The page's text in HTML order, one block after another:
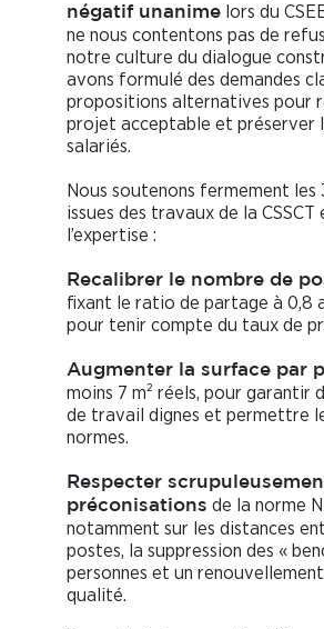
négatif unanime lors du
ne nous contentons pas de
notre culture du dialogue
avons formulé des demandes
propositions alternatives pour
projet acceptable et préserver
salariés.
Nous soutenons fermement les
issues des travaux de la CSSCT
l’expertise :
Recalibrer le nombre de
fixant le ratio de partage à 0,8
pour tenir compte du taux de
Augmenter la surface par
moins 7 m² réels, pour garantir
de travail dignes et permettre
normes.
Respecter
préconisations de la norme
notamment sur les distances
postes, la suppression des «
personnes et un renouvellement
qualité.